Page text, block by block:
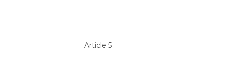
Article 5